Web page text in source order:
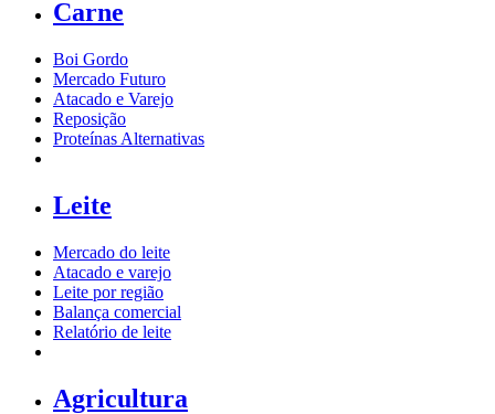
Carne
Boi Gordo
Mercado Futuro
Atacado e Varejo
Reposição
Proteínas Alternativas
Leite
Mercado do leite
Atacado e varejo
Leite por região
Balança comercial
Relatório de leite
Agricultura